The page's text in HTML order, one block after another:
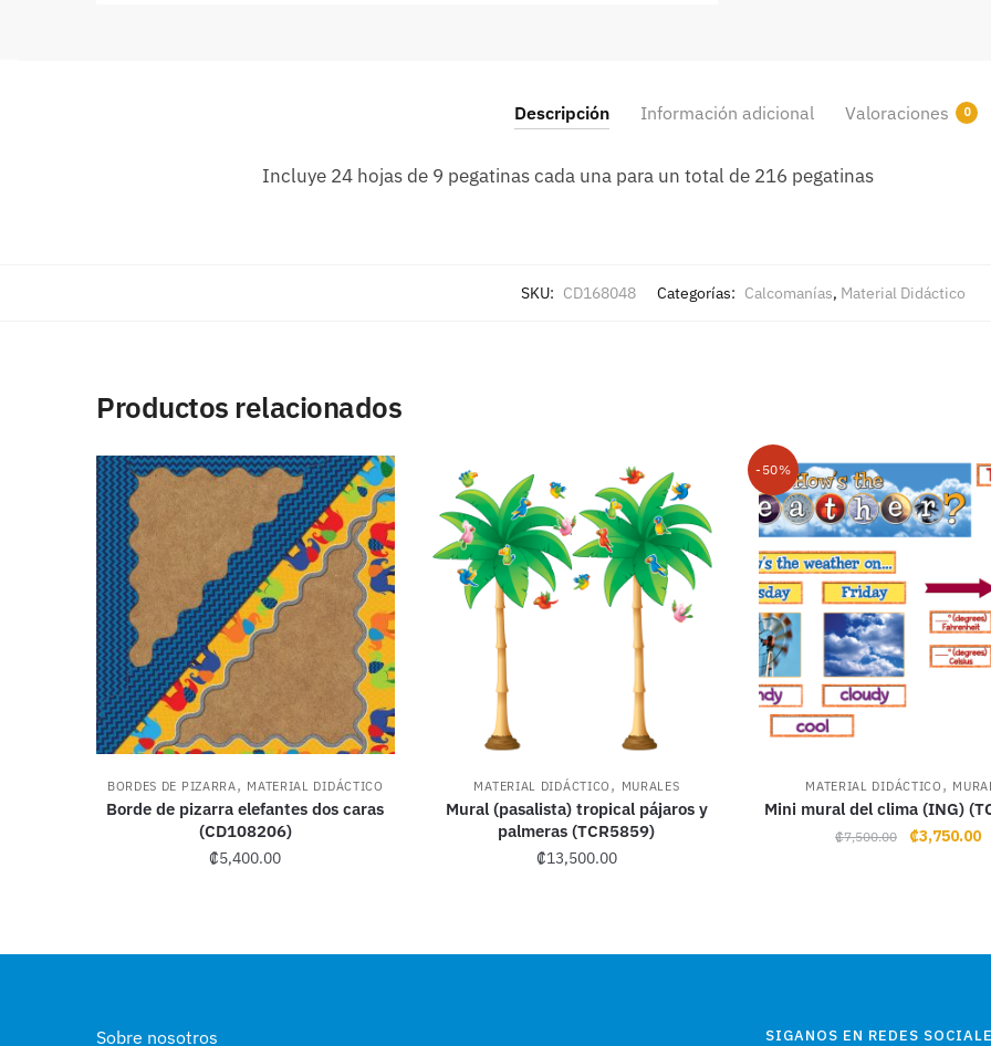
Descripción Información adicional Valoraciones 0
Incluye 24 hojas de 9 pegatinas cada una para un total de 216 pegatinas
SKU: CD168048 Categorías: Calcomanías, Material Didáctico
Productos relacionados
BORDES DE PIZARRA, MATERIAL DIDÁCTICO
Borde de pizarra elefantes dos caras
(CD108206)
₡5,400.00
MATERIAL DIDÁCTICO , MURALES
Mural (pasalista) tropical pájaros y
palmeras (TCR5859)
₡13,500.00
-50%
MATERIAL DIDÁCTICO ,
Mini mural del clima (ING)
₡7,500.00
Original
₡3,750.00
Sobre nosotros SIGANOS EN REDES